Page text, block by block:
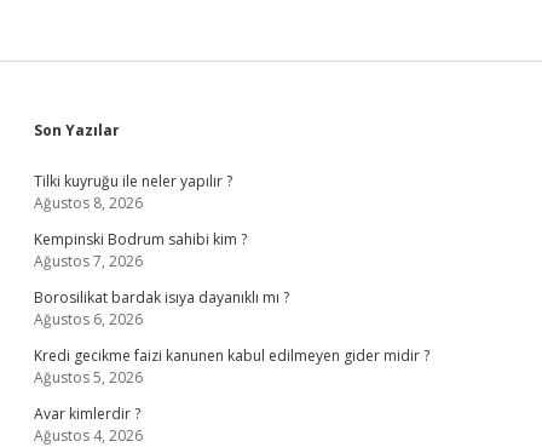
Sidebar
Son Yazılar
Tilki kuyruğu ile neler yapılır ?
Ağustos 8, 2026
Kempinski Bodrum sahibi kim ?
Ağustos 7, 2026
Borosilikat bardak isıya dayanıklı mı ?
Ağustos 6, 2026
Kredi gecikme faizi kanunen kabul edilmeyen gider midir ?
Ağustos 5, 2026
Avar kimlerdir ?
Ağustos 4, 2026